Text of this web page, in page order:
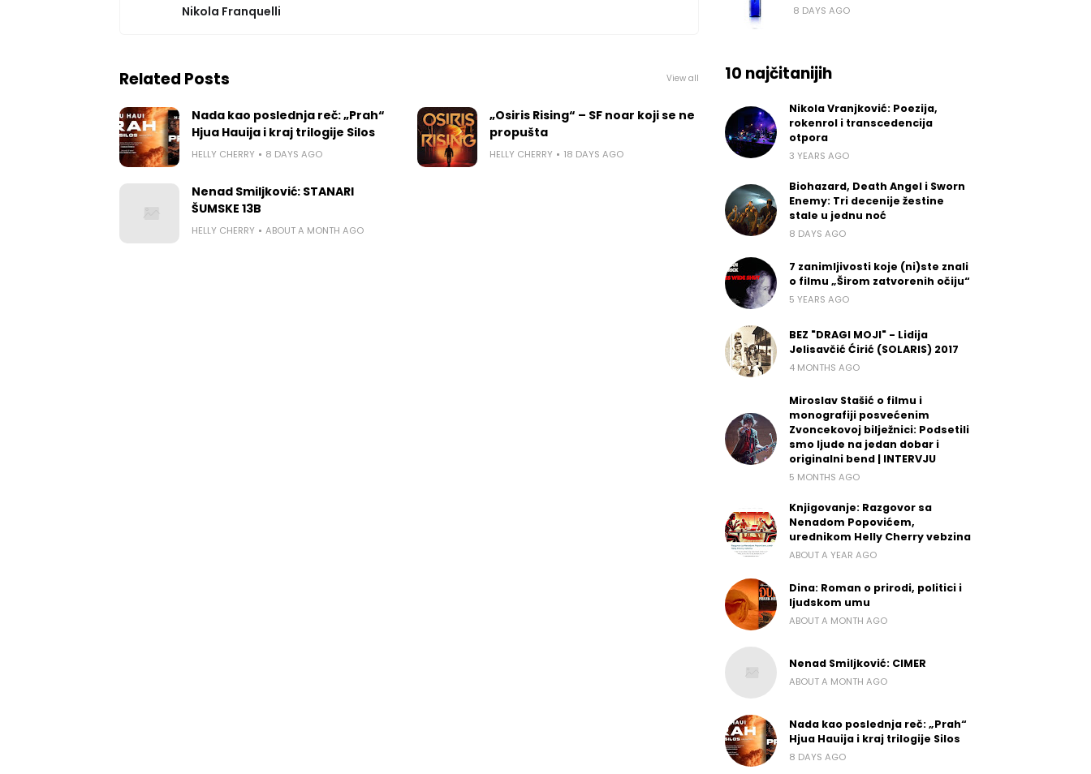
Nikola Franquelli
Related Posts View all
Nada kao poslednja reč: „Prah“
Hjua Hauija i kraj trilogije Silos
HELLY CHERRY 8 DAYS AGO
„Osiris Rising“ – SF noar koji se ne
propušta
HELLY CHERRY 18 DAYS AGO
Nenad Smiljković: STANARI
ŠUMSKE 13B
HELLY CHERRY ABOUT A MONTH AGO
8 DAYS AGO
10 najčitanijih
Nikola Vranjković: Poezija,
rokenrol i transcedencija
otpora
3 YEARS AGO
Biohazard, Death Angel i Sworn
Enemy: Tri decenije žestine
stale u jednu noć
8 DAYS AGO
7 zanimljivosti koje (ni)ste znali
o filmu „Širom zatvorenih očiju“
5 YEARS AGO
BEZ "DRAGI MOJI" - Lidija
Jelisavčić Ćirić (SOLARIS) 2017
4 MONTHS AGO
Miroslav Stašić o filmu i
monografiji posvećenim
Zvoncekovoj bilježnici: Podsetili
smo ljude na jedan dobar i
originalni bend | INTERVJU
5 MONTHS AGO
Knjigovanje: Razgovor sa
Nenadom Popovićem,
urednikom Helly Cherry vebzina
ABOUT A YEAR AGO
Dina: Roman o prirodi, politici i
ljudskom umu
ABOUT A MONTH AGO
Nenad Smiljković: CIMER
ABOUT A MONTH AGO
Nada kao poslednja reč: „Prah“
Hjua Hauija i kraj trilogije Silos
8 DAYS AGO